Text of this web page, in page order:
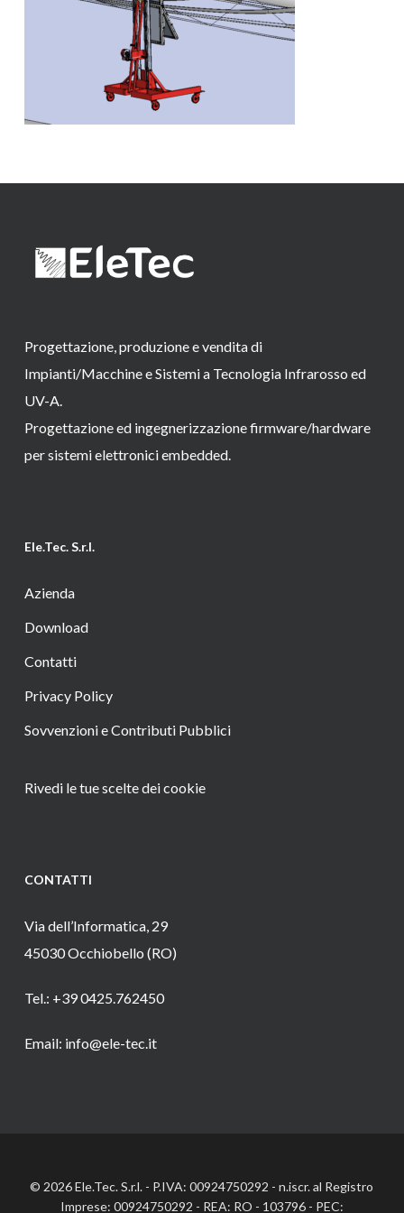
Progettazione, produzione e vendita di
Impianti/Macchine e Sistemi a Tecnologia Infrarosso ed
UV-A.
Progettazione ed ingegnerizzazione firmware/hardware
per sistemi elettronici embedded.
Ele.Tec. S.r.l.
Azienda
Download
Contatti
Privacy Policy
Sovvenzioni e Contributi Pubblici
Rivedi le tue scelte dei cookie
CONTATTI
Via dell’Informatica, 29
45030 Occhiobello (RO)
Tel.: +39 0425.762450
Email: info@ele-tec.it
© 2026 Ele.Tec. S.r.l. - P.IVA: 00924750292 - n.iscr. al Registro
Imprese: 00924750292 - REA: RO - 103796 - PEC: